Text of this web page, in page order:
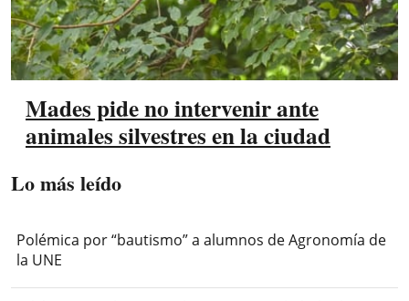
Mades pide no intervenir ante
animales silvestres en la ciudad
Lo más leído
Polémica por “bautismo” a alumnos de Agronomía de
la UNE